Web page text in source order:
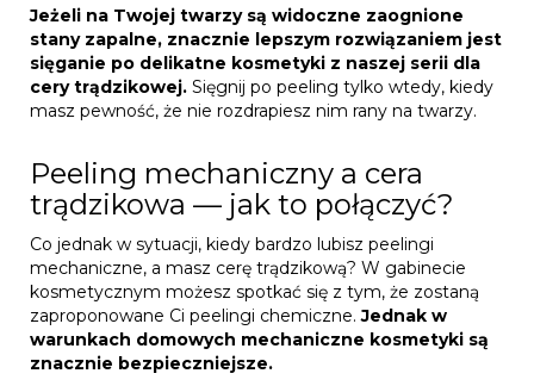
Jeżeli na Twojej twarzy są widoczne zaognione
stany zapalne, znacznie lepszym rozwiązaniem jest
sięganie po delikatne kosmetyki z naszej serii dla
cery trądzikowej. Sięgnij po peeling tylko wtedy, kiedy
masz pewność, że nie rozdrapiesz nim rany na twarzy.
Peeling mechaniczny a cera
trądzikowa — jak to połączyć?
Co jednak w sytuacji, kiedy bardzo lubisz peelingi
mechaniczne, a masz cerę trądzikową? W gabinecie
kosmetycznym możesz spotkać się z tym, że zostaną
zaproponowane Ci peelingi chemiczne.Jednak w
warunkach domowych mechaniczne kosmetyki są
znacznie bezpieczniejsze.